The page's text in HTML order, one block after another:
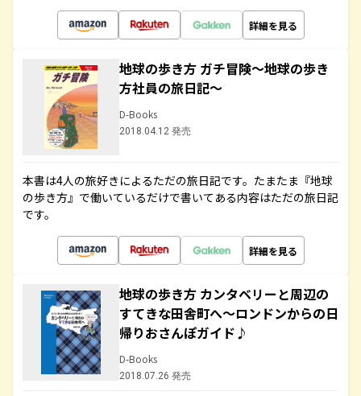
詳細を見る
地球の歩き方 ガチ冒険～地球の歩き
方社員の旅日記～
D-Books
2018.04.12 発売
本書は4人の旅好きによるただの旅日記です。たまたま『地球
の歩き方』で働いているだけで書いてある内容はただの旅日記
です。
詳細を見る
地球の歩き方 カンタベリーと周辺の
すてきな田舎町へ～ロンドンからの日
帰りおさんぽガイド♪
D-Books
2018.07.26 発売